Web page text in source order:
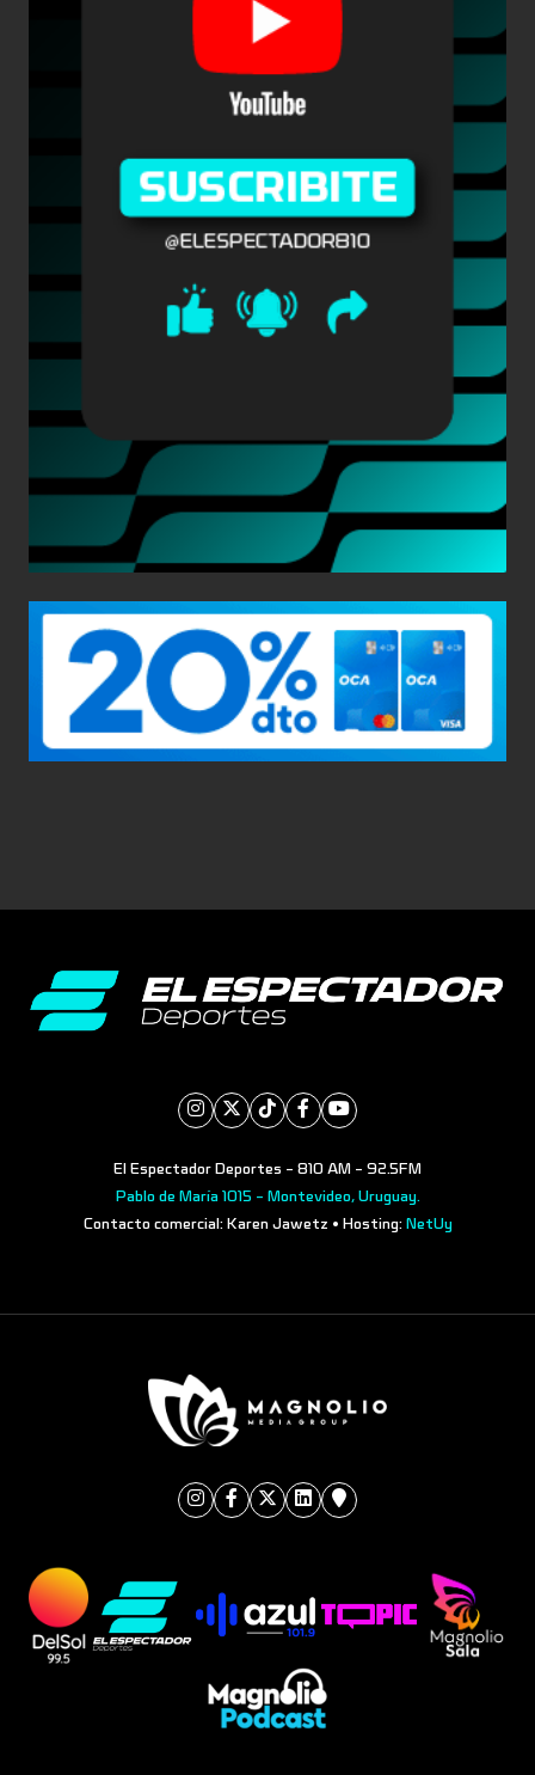
El Espectador Deportes - 810 AM - 92.5FM
Pablo de María 1015 - Montevideo, Uruguay.
Contacto comercial: Karen Jawetz • Hosting: NetUy